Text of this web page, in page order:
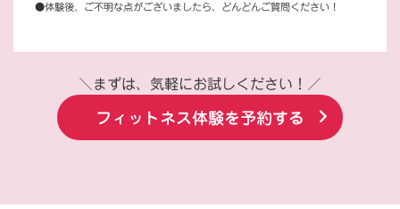
●体験後、ご不明な点がございましたら、どんどんご質問ください！
＼まずは、気軽にお試しください！／
フィットネス体験を予約する